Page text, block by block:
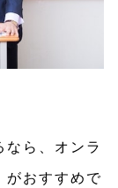
ら、オンラ
がおすすめで